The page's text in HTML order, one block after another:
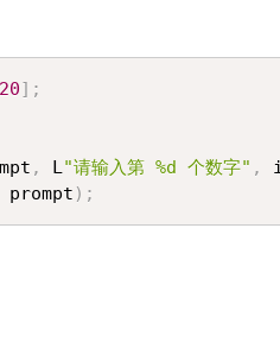
20] ;
, L"请输入第 %d 个数字" ,
prompt ) ;